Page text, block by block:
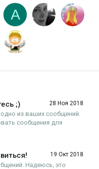
A
28 Ноя 2018
;)
из ваших сообщений.
сообщения для
19 Окт 2018
Надеюсь, это